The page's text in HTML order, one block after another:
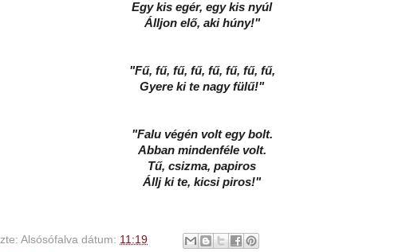
Egy kis egér, egy kis nyúl
Álljon elő, aki húny!"
"Fű, fű, fű, fű, fű, fű, fű, fű,
Gyere ki te nagy fülű!"
"Falu végén volt egy bolt.
Abban mindenféle volt.
Tű, csizma, papiros
Állj ki te, kicsi piros!"
Alsósófalva dátum: 11:19